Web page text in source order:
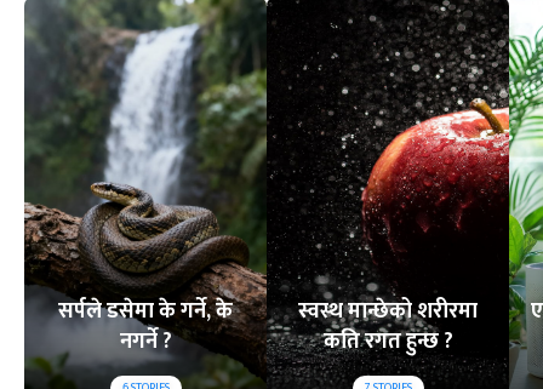
सर्पले डसेमा के गर्ने, के
नगर्ने ?
स्वस्थ मान्छेको शरीरमा
कति रगत हुन्छ ?